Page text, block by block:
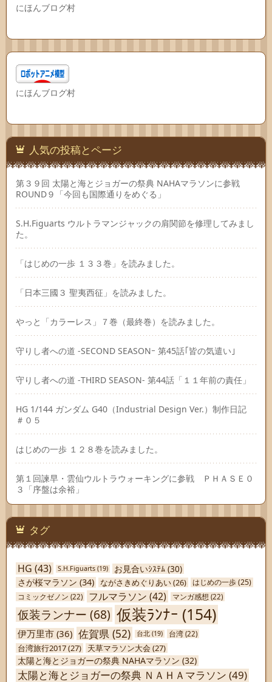
にほんブログ村
にほんブログ村
人気の投稿とページ
第３９回 太陽と海とジョガーの祭典 NAHAマラソンに参戦
ROUND９「今回も国際通りをめぐる」
S.H.Figuarts ウルトラマンジャックの肩関節を修理してみまし
た。
「はじめの一歩 １３３巻」を読みました。
「日本三國３ 聖夷西征」を読みました。
やっと「カラーレス」７巻（最終巻）を読みました。
守りし者への道 -SECOND SEASONｰ 第45話｢皆の気遣い｣
守りし者への道 -THIRD SEASON- 第44話「１１年前の責任」
HG 1/144 ガンダム G40（Industrial Design Ver.）制作日記
＃０５
はじめの一歩 １２８巻を読みました。
第１回諫早・雲仙ウルトラウォーキングに参戦 ＰＨＡＳＥ０
３「序盤は余裕」
タグ
HG (43) S.H.Figuarts (19) お見合いｼｽﾃﾑ (30)
さが桜マラソン (34) ながさきめぐりあい(26) はじめの一歩(25)
コミックゼノン (22) フルマラソン (42) マンガ感想 (22)
仮装ランナー (68) 仮装ﾗﾝﾅｰ (154)
伊万里市 (36) 佐賀県 (52) 台北 (19) 台湾 (22)
台湾旅行2017(27) 天草マラソン大会 (27)
太陽と海とジョガーの祭典 NAHAマラソン (32)
太陽と海とジョガーの祭典 ＮＡＨＡマラソン (49)